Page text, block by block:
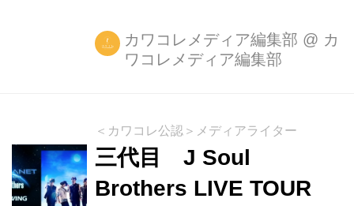
ォーマー・山下健二郎とボーカル・登
坂広臣が登場している、新装刊「ワッ
にリリースされたシングル「Summer
Madness」を軸に、メンバーのこと、
点から熱く語り、２人の対談では、山
カワコレメディア編集部 @ カ
ワコレメディア編集部
＜カワコレ公認＞メディアライター
三代目 J Soul
Brothers LIVE TOUR